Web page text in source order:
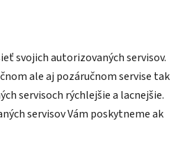
svojich autorizovaných servisov.
ale aj pozáručnom servise tak
servisoch rýchlejšie a lacnejšie.
servisov Vám poskytneme ak